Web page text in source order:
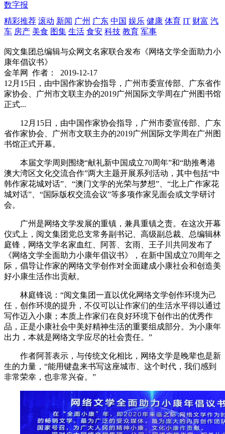
数字报
精彩推荐 滚动 新闻 广州 广东 中国 娱乐 健康 体育 IT 财富 汽
车 房产 美食 图集 生活 食安 科技 教育 军事
阅文集团总编辑与众网文名家联合发布《网络文学全面助力小
康年倡议书》
金羊网
作者：
2019-12-17
12月15日，由中国作家协会指导，广州市委宣传部、广东省作
家协会、广州市文联主办的2019广州国际文学周在广州图书馆
正式...
12月15日，由中国作家协会指导，广州市委宣传部、广东
省作家协会、广州市文联主办的2019广州国际文学周在广州图
书馆正式开幕。
本届文学周则围绕“献礼新中国成立70周年”和“助推粤港
澳大湾区文化交流合作”两大主题开展系列活动，其中包括“中
韩作家花城对话”、“澳门文学的光荣与梦想”、“北上广作家花
城对话”、“国际版权交流会议”等多项作家见面会或文学研讨
会。
广州是网络文学发展的重镇，兼具重镇之责。在这次开幕
仪式上，阅文集团党总支常务副书记、高级副总裁、总编辑林
庭锋，网络文学名家血红、阿菩、玄雨、王子川共同发布了
《网络文学全面助力小康年倡议书》，在新中国成立70周年之
际，倡导让作家的网络文学创作对全面建成小康社会和创造美
好小康生活作出贡献。
林庭锋说：“阅文集团一直以优化网络文学创作环境为己
任，创作环境的提升，不仅可以让作家们的生活水平得以通过
写作迈入小康；本质上作家们在良好环境下创作出的优秀作
品，正是小康社会中美好精神生活的重要组成部分。为小康年
出力，本就是网络文学应尽的社会责任。”
作者阿菩表示，与传统文化相比，网络文学是晚辈也是新
生的力量，“能用键盘来书写这座城市、这个时代，我们感到
非常荣幸，也非常兴奋。”